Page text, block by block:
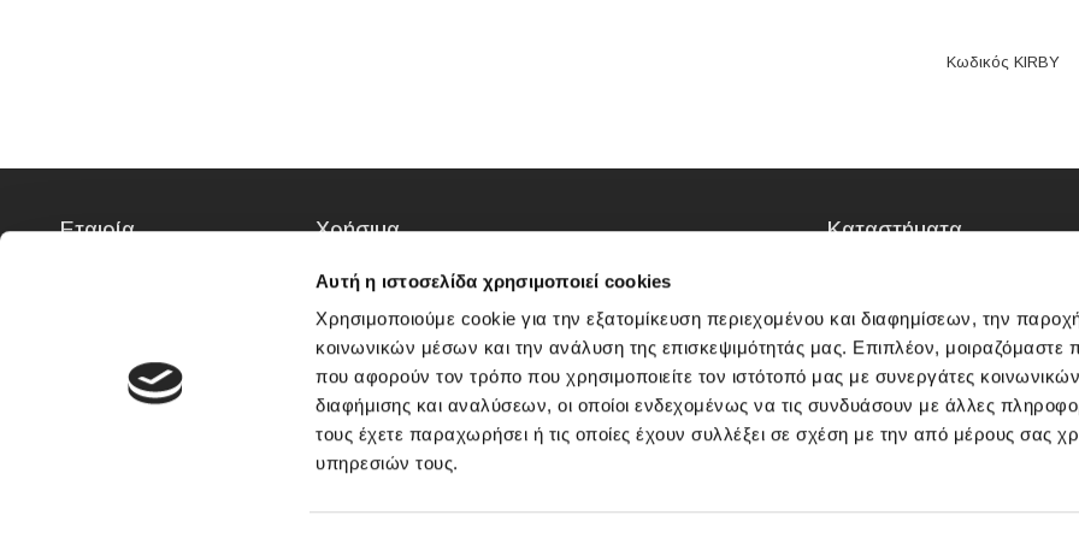
Αυτή η ιστοσελίδα χρησιμοποιεί cookies
Χρησιμοποιούμε cookie για την εξατομίκευση περιεχομένου και διαφημίσεων, την
κοινωνικών μέσων και την ανάλυση της επισκεψιμότητάς μας. Επιπλέον, μοιραζόμαστε
που αφορούν τον τρόπο που χρησιμοποιείτε τον ιστότοπό μας με συνεργάτες
διαφήμισης και αναλύσεων, οι οποίοι ενδεχομένως να τις συνδυάσουν με άλλες
τους έχετε παραχωρήσει ή τις οποίες έχουν συλλέξει σε σχέση με την από μέρους σας
υπηρεσιών τους.
Κωδικός KIRBY
Εταιρία
Αναζήτηση
Χρήσιμα
Συχνές ερωτήσεις
Χρόνος Παράδοσης
Τρόποι Πληρωμής
Τρόποι Αποστολής
Πολιτική Επιστροφών
Συναρμολογήσεις
Επίπλων & Service
Καταστήματα
Μοσχάτο
1ος όροφος (Κτίριο entos)
Τ: 210 4827891
E: info@entosoutlet.gr